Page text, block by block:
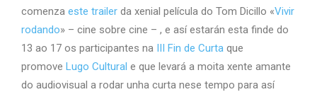
comenza este trailer da xenial película do Tom Dicillo «Vivir
rodando» – cine sobre cine – , e así estarán esta finde do
13 ao 17 os participantes na III Fin de Curta que
promove Lugo Cultural e que levará a moita xente amante
do audiovisual a rodar unha curta nese tempo para así